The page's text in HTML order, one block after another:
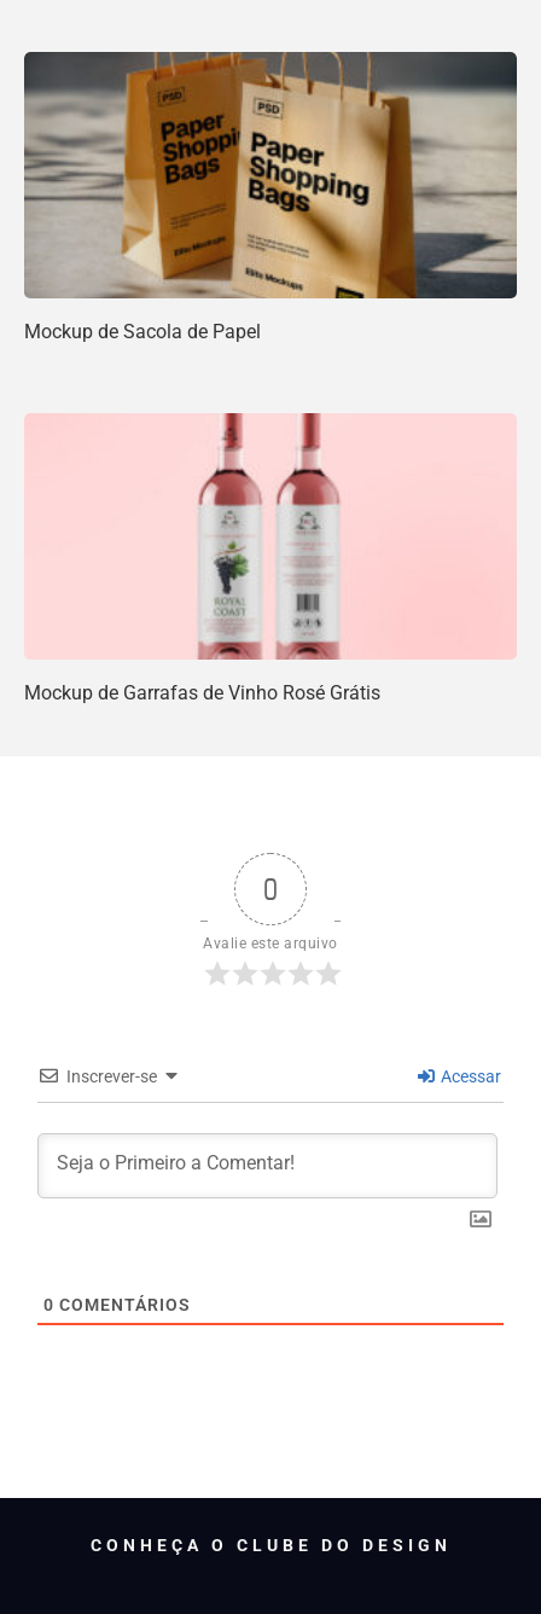
Mockup de Sacola de Papel
Mockup de Garrafas de Vinho Rosé Grátis
0
Avalie este arquivo
Inscrever-se Acessar
0 COMENTÁRIOS
CONHEÇA O CLUBE DO DESIGN